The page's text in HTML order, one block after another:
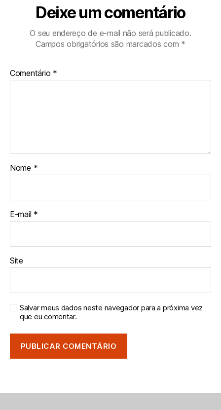
Deixe um comentário
O seu endereço de e-mail não será publicado.
Campos obrigatórios são marcados com *
Comentário *
Nome *
E-mail *
Site
Salvar meus dados neste navegador para a próxima vez
que eu comentar.